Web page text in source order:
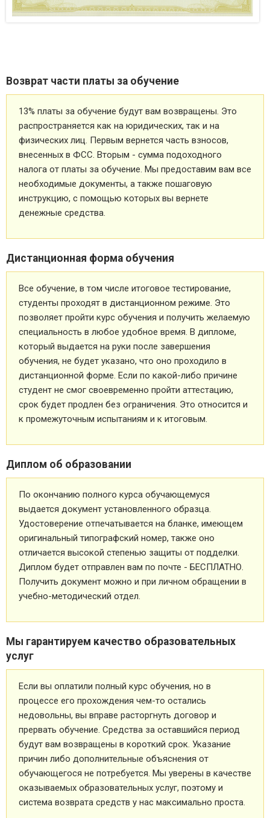
Возврат части платы за обучение
13% платы за обучение будут вам возвращены. Это
распространяется как на юридических, так и на
физических лиц. Первым вернется часть взносов,
внесенных в ФСС. Вторым - сумма подоходного
налога от платы за обучение. Мы предоставим вам все
необходимые документы, а также пошаговую
инструкцию, с помощью которых вы вернете
денежные средства.
Дистанционная форма обучения
Все обучение, в том числе итоговое тестирование,
студенты проходят в дистанционном режиме. Это
позволяет пройти курс обучения и получить желаемую
специальность в любое удобное время. В дипломе,
который выдается на руки после завершения
обучения, не будет указано, что оно проходило в
дистанционной форме. Если по какой-либо причине
студент не смог своевременно пройти аттестацию,
срок будет продлен без ограничения. Это относится и
к промежуточным испытаниям и к итоговым.
Диплом об образовании
По окончанию полного курса обучающемуся
выдается документ установленного образца.
Удостоверение отпечатывается на бланке, имеющем
оригинальный типографский номер, также оно
отличается высокой степенью защиты от подделки.
Диплом будет отправлен вам по почте - БЕСПЛАТНО.
Получить документ можно и при личном обращении в
учебно-методический отдел.
Мы гарантируем качество образовательных
услуг
Если вы оплатили полный курс обучения, но в
процессе его прохождения чем-то остались
недовольны, вы вправе расторгнуть договор и
прервать обучение. Средства за оставшийся период
будут вам возвращены в короткий срок. Указание
причин либо дополнительные объяснения от
обучающегося не потребуется. Мы уверены в качестве
оказываемых образовательных услуг, поэтому и
система возврата средств у нас максимально проста.